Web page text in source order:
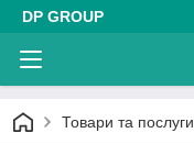
DP GROUP
Товари та послуги